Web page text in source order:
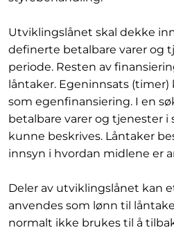
Utviklingslånet skal dekke
definerte betalbare varer og
periode. Resten av
låntaker. Egeninnsats
som egenfinansiering. I en
betalbare varer og tjenester i
kunne beskrives. Låntaker
innsyn i hvordan midlene er
Deler av utviklingslånet kan
anvendes som lønn til
normalt ikke brukes til å